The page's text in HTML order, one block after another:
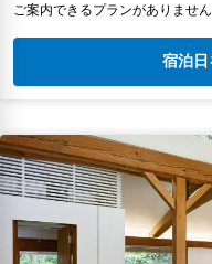
ご案内できるプランがありませ
宿泊